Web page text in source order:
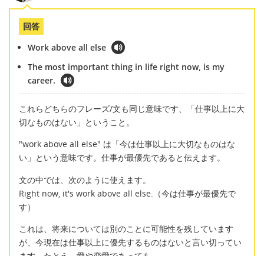
回答
Work above all else
The most important thing in life right now, is my
career.
これらどちらのフレーズ/文も同じ意味です、「仕事以上に大
切なものはない」ということ。
"work above all else" は「今は仕事以上に大切なものはな
い」という意味です。仕事が最優先であると伝えます。
文の中では、次のように使えます。
Right now, it's work above all else.（今は仕事が最優先で
す）
これは、将来については別のことに可能性を残しています
が、今現在は仕事以上に優先するものはないと言い切ってい